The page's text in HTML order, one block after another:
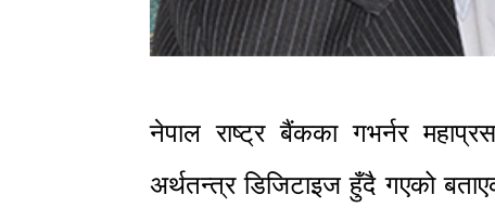
नेपाल राष्ट्र बैंकका गभर्नर
अर्थतन्त्र डिजिटाइज हुँदै गएको